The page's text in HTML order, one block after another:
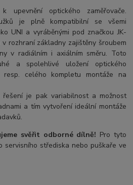
upevnění optického zaměřovače.
je plně kompatibilní se všemi
UNI a vyráběnými pod značkou JK-
v rozhraní základny zajištěny šroubem
v radiálním i axiálním směru. Toto
a spolehlivé uložení optického
resp. celého kompletu montáže na
je pak variabilnost a možnost
a tím vytvoření ideální montáže
svěřit odborné dílně! Pro tyto
servisního střediska nebo puškaře ve